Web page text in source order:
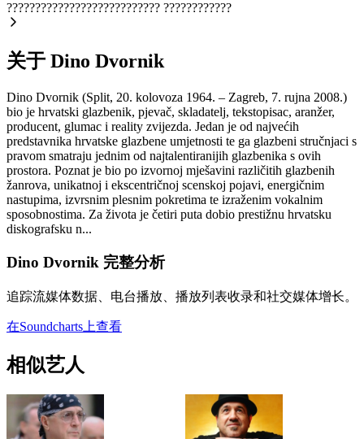
??????????????????????????? ????????????
关于 Dino Dvornik
Dino Dvornik (Split, 20. kolovoza 1964. – Zagreb, 7. rujna 2008.)
bio je hrvatski glazbenik, pjevač, skladatelj, tekstopisac, aranžer,
producent, glumac i reality zvijezda. Jedan je od najvećih
predstavnika hrvatske glazbene umjetnosti te ga glazbeni stručnjaci s
pravom smatraju jednim od najtalentiranijih glazbenika s ovih
prostora. Poznat je bio po izvornoj mješavini različitih glazbenih
žanrova, unikatnoj i ekscentričnoj scenskoj pojavi, energičnim
nastupima, izvrsnim plesnim pokretima te izraženim vokalnim
sposobnostima. Za života je četiri puta dobio prestižnu hrvatsku
diskografsku n...
Dino Dvornik 完整分析
追踪流媒体数据、电台播放、播放列表收录和社交媒体增长。
在Soundcharts上查看
相似艺人